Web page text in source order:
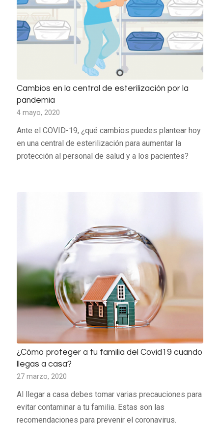
Cambios en la central de esterilización por la
pandemia
4 mayo, 2020
Ante el COVID-19, ¿qué cambios puedes plantear hoy
en una central de esterilización para aumentar la
protección al personal de salud y a los pacientes?
¿Cómo proteger a tu familia del Covid19 cuando
llegas a casa?
27 marzo, 2020
Al llegar a casa debes tomar varias precauciones para
evitar contaminar a tu familia. Estas son las
recomendaciones para prevenir el coronavirus.